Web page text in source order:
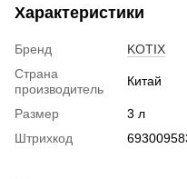
Характеристики
Бренд
KOTIX
Страна
производитель
Китай
Размер
3 л
Штрихкод